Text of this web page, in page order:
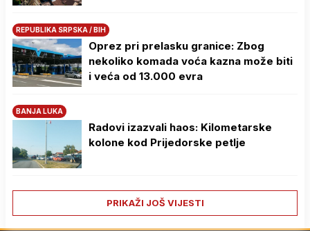
REPUBLIKA SRPSKA / BIH
Oprez pri prelasku granice: Zbog
nekoliko komada voća kazna može biti
i veća od 13.000 evra
BANJA LUKA
Radovi izazvali haos: Kilometarske
kolone kod Prijedorske petlje
PRIKAŽI JOŠ VIJESTI